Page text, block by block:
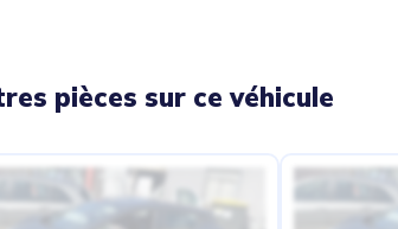
pièces sur ce véhicule